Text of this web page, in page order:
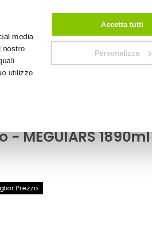
media
nostro
utilizzo
Accetta tutti
Personalizza
ACCEDI CREA UN ACCOUNT
MEGUIARS 1890ml
Prezzo